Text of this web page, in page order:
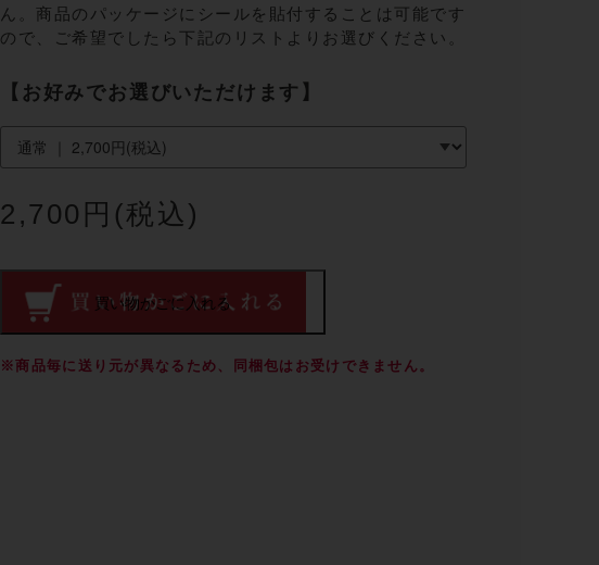
ん。商品のパッケージにシールを貼付することは可能です
ので、ご希望でしたら下記のリストよりお選びください。
【お好みでお選びいただけます】
2,700円(税込)
買い物かごに入れる
※商品毎に送り元が異なるため、同梱包はお受けできません。